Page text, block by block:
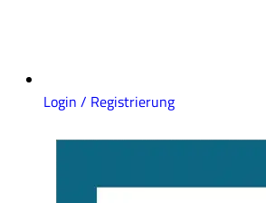
Login / Registrierung